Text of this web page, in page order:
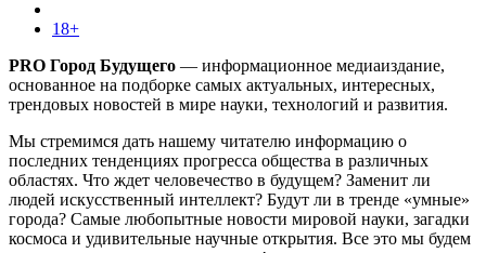
18+
PRO Город Будущего — информационное медиаиздание,
основанное на подборке самых актуальных, интересных,
трендовых новостей в мире науки, технологий и развития.
Мы стремимся дать нашему читателю информацию о
последних тенденциях прогресса общества в различных
областях. Что ждет человечество в будущем? Заменит ли
людей искусственный интеллект? Будут ли в тренде «умные»
города? Самые любопытные новости мировой науки, загадки
космоса и удивительные научные открытия. Все это мы будем